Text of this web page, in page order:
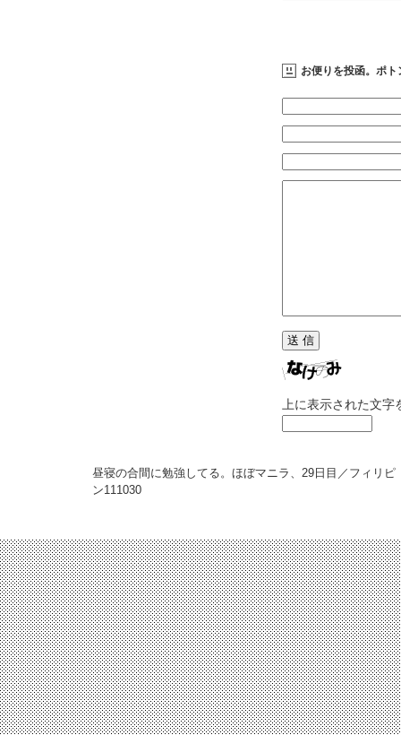
お便りを投函。ポト
上に表示された文
昼寝の合間に勉強してる。ほぼマニラ、29日目／フィリピ
ン111030